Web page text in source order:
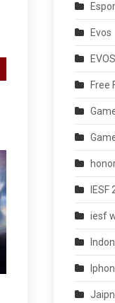
Evos
Free
IESF
iesf